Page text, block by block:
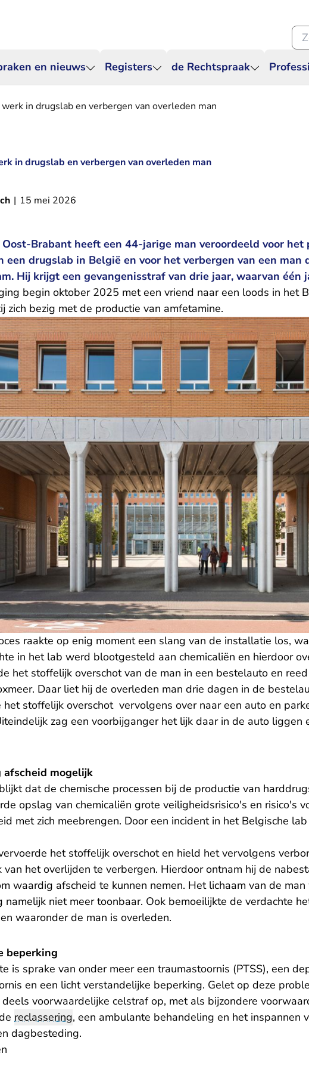
en nieuws Registers de Rechtspraak
in drugslab en verbergen van overleden man
in drugslab en verbergen van overleden man
| 15 mei 2026
Brabant heeft een 44-jarige man veroordeeld voor het
een drugslab in België en voor het verbergen van een man
Hij krijgt een gevangenisstraf van drie jaar, waarvan één
begin oktober 2025 met een vriend naar een loods in het
zich bezig met de productie van amfetamine.
raakte op enig moment een slang van de installatie los,
in het lab werd blootgesteld aan chemicaliën en hierdoor
het stoffelijk overschot van de man in een bestelauto en
Daar liet hij de overleden man drie dagen in de
het stoffelijk overschot vervolgens over naar een auto en
zag een voorbijganger het lijk daar in de auto liggen
afscheid mogelijk
dat de chemische processen bij de productie van
opslag van chemicaliën grote veiligheidsrisico's en risico's
met zich meebrengen. Door een incident in het Belgische
het stoffelijk overschot en hield het vervolgens
van het overlijden te verbergen. Hierdoor ontnam hij de
waardig afscheid te kunnen nemen. Het lichaam van de
namelijk niet meer toonbaar. Ook bemoeilijkte de verdachte
waaronder de man is overleden.
beperking
is sprake van onder meer een traumastoornis (PTSS), een
en een licht verstandelijke beperking. Gelet op deze
deels voorwaardelijke celstraf op, met als bijzondere
reclassering, een ambulante behandeling en het inspannen
dagbesteding.